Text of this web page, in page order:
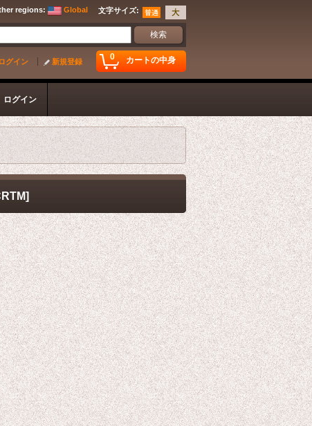
文字サイズ:
regions: Global
0 カートの中身
ログイン 新規登録
ログイン
]